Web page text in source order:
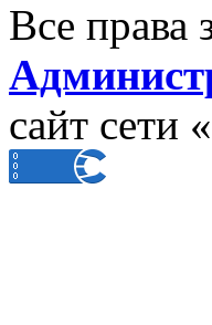
Все
сайт